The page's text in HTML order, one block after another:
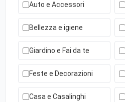
Auto e Accessori
Bellezza e igiene
Giardino e Fai da te
Feste e Decorazioni
Casa e Casalinghi